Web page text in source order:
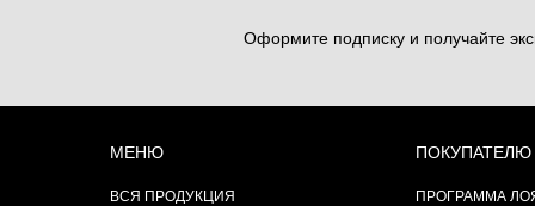
Оформите подписку и получайте
МЕНЮ
ВСЯ ПРОДУКЦИЯ
ПОКУПАТЕЛЮ
ПРОГРАММА